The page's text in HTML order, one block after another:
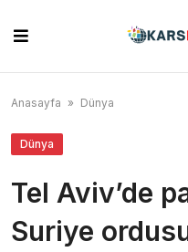
content
Anasayfa » Dünya
Dünya
Tel Aviv’de
Suriye